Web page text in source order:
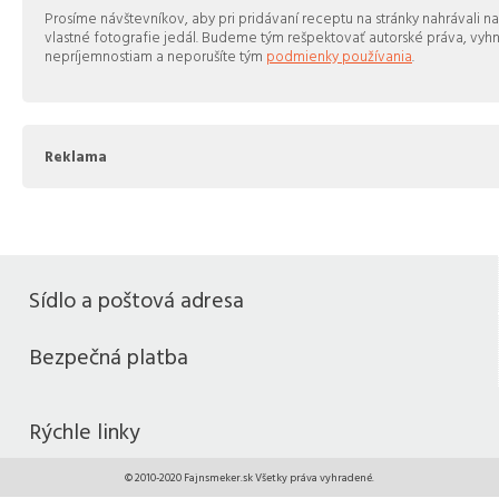
Prosíme návštevníkov, aby pri pridávaní receptu na stránky nahrávali
vlastné fotografie jedál. Budeme tým rešpektovať autorské práva,
nepríjemnostiam a neporušíte tým podmienky používania.
Reklama
Sídlo a poštová adresa
Bezpečná platba
Rýchle linky
© 2010-2020 Fajnsmeker.sk Všetky práva vyhradené.